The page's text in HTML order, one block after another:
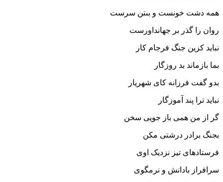
همه دشت خونست و بى‏تن سرست
روان را گذر بر جهانداورست‏
نباید کزین جنگ فرجام کار
بما بازماند بد روزگار
بدو گفت فرزانه کاى شهریار
نباید ترا پند آموزگار
گر از من همى باز جویى سخن
بجنگ برادر درشتى مکن‏
فرستاده‏اى تیز نزدیک اوى
سرافراز بادانش و نرم‏گوى‏